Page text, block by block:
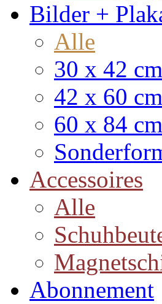
Bilder +
Alle
30 x 42
42 x 60
60 x 84
Accessoires
Alle
Abonnement